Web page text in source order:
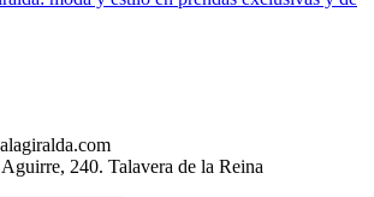
240. Talavera de la Reina